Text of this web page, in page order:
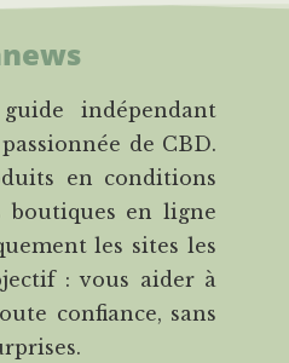
indépendant
de CBD.
en conditions
boutiques en ligne
les sites les
: vous aider à
confiance, sans